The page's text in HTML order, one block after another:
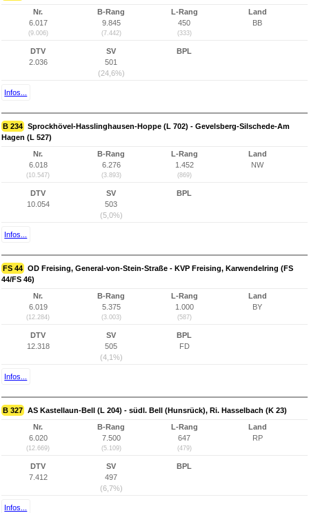
Nr.
6.017
(9.006)
B-Rang
9.845
(7.442)
L-Rang
450
(333)
Land
BB
DTV
2.036
SV
501
(24,6%)
BPL
Infos...
B 234 Sprockhövel-Hasslinghausen-Hoppe (L 702) - Gevelsberg-Silschede-Am
Hagen (L 527)
Nr.
6.018
(10.547)
B-Rang
6.276
(3.893)
L-Rang
1.452
(869)
Land
NW
DTV
10.054
SV
503
(5,0%)
BPL
Infos...
FS 44 OD Freising, General-von-Stein-Straße - KVP Freising, Karwendelring (FS
44/FS 46)
Nr.
6.019
(12.284)
B-Rang
5.375
(3.003)
L-Rang
1.000
(587)
Land
BY
DTV
12.318
SV
505
(4,1%)
BPL
FD
Infos...
B 327 AS Kastellaun-Bell (L 204) - südl. Bell (Hunsrück), Ri. Hasselbach (K 23)
Nr.
6.020
(12.669)
B-Rang
7.500
(5.109)
L-Rang
647
(479)
Land
RP
DTV
7.412
SV
497
(6,7%)
BPL
Infos...